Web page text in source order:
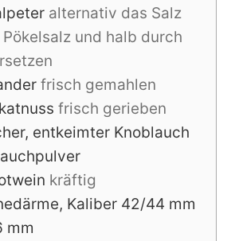
alternativ das Salz
und halb durch
frisch gemahlen
frisch gerieben
entkeimter Knoblauch
kräftig
Kaliber 42/44 mm
mm